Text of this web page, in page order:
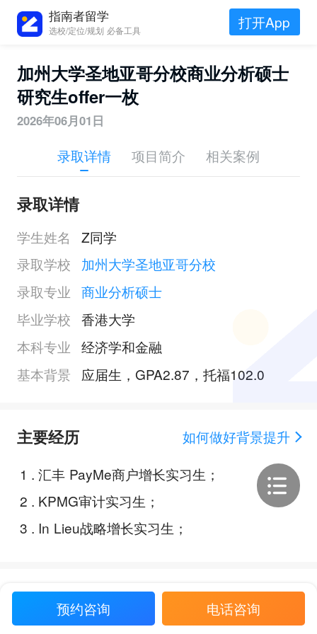
指南者留学
选校/定位/规划 必备工具 打开App
加州大学圣地亚哥分校商业分析硕士
研究生offer一枚
2026年06月01日
录取详情 项目简介 相关案例
录取详情
学生姓名
Z同学
录取学校
加州大学圣地亚哥分校
录取专业 商业分析硕士
毕业学校 香港大学
本科专业 经济学和金融
基本背景
应届生，GPA2.87，托福102.0
主要经历
如何做好背景提升
1 . 汇丰 PayMe商户增长实习生；
2 . KPMG审计实习生；
3 . In Lieu战略增长实习生；
Offer展示
预约咨询 电话咨询